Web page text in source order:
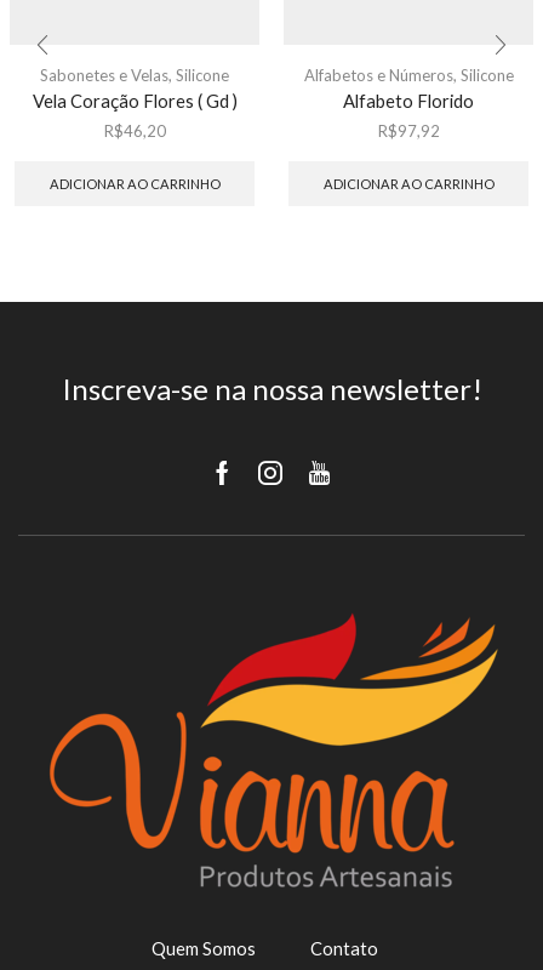
Sabonetes e Velas, Silicone
Vela Coração Flores ( Gd )
R$46,20
ADICIONAR AO CARRINHO
Alfabetos e Números, Silicone
Alfabeto Florido
R$97,92
ADICIONAR AO CARRINHO
Inscreva-se na nossa newsletter!
Facebook
Instagram
Youtube
Quem Somos Contato